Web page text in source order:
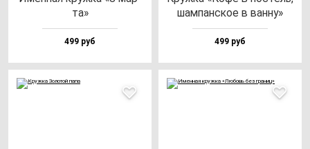
та»
499 руб
шам­пан­ское в ван­ну»
499 руб